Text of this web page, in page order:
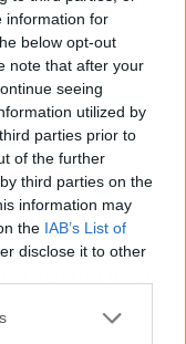
information for
below opt-out
note that after your
seeing
utilized by
parties prior to
of the further
third parties on the
information may
the IAB’s List of
disclose it to other
para obtener
mucha
de gas.
el agua
yconfigurar